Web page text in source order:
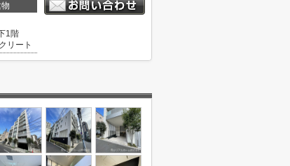
1階
リート